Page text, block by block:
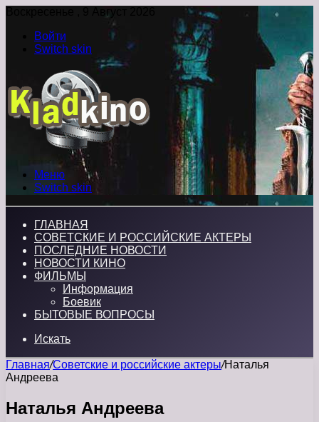
Воскресенье , 9 Август 2026
Войти
Switch skin
Меню
Switch skin
ГЛАВНАЯ
СОВЕТСКИЕ И РОССИЙСКИЕ АКТЕРЫ
ПОСЛЕДНИЕ НОВОСТИ
НОВОСТИ КИНО
ФИЛЬМЫ
Информация
Боевик
БЫТОВЫЕ ВОПРОСЫ
Искать
Главная/Советские и российские актеры/Наталья
Андреева
Наталья Андреева